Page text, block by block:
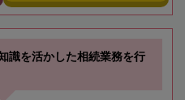
識を活かした相続業務を行